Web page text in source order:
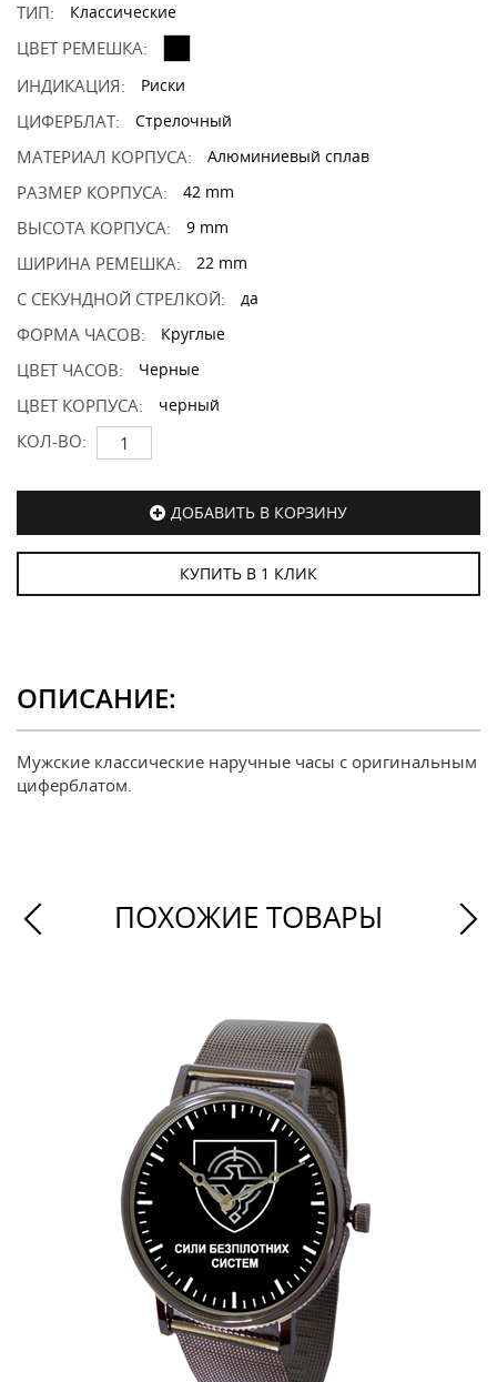
ТИП: Классические
ЦВЕТ РЕМЕШКА:
ИНДИКАЦИЯ:
Риски
ЦИФЕРБЛАТ: Стрелочный
МАТЕРИАЛ КОРПУСА: Алюминиевый сплав
РАЗМЕР КОРПУСА: 42 mm
ВЫСОТА КОРПУСА: 9 mm
ШИРИНА РЕМЕШКА: 22 mm
С СЕКУНДНОЙ СТРЕЛКОЙ: да
ФОРМА ЧАСОВ: Круглые
ЦВЕТ ЧАСОВ: Черные
ЦВЕТ КОРПУСА: черный
КОЛ-ВО:
ДОБАВИТЬ В КОРЗИНУ
КУПИТЬ В 1 КЛИК
ОПИСАНИЕ:
Мужские классические наручные часы с оригинальным
циферблатом.
ПОХОЖИЕ ТОВАРЫ